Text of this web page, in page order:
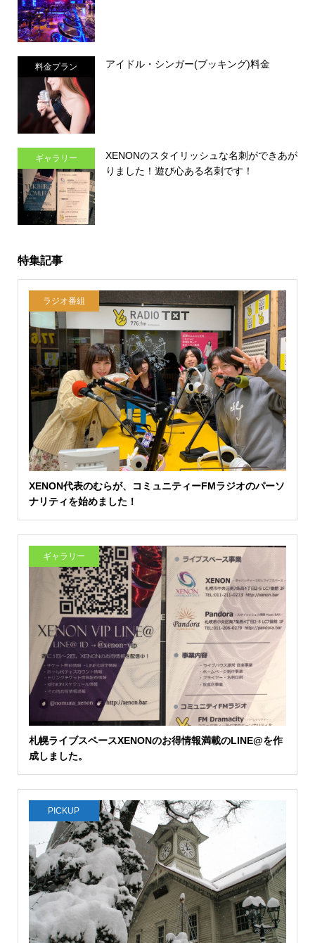
料金プラン アイドル・シンガー(ブッキング)料金
ギャラリー
XENONのスタイリッシュな名刺ができあが
りました！遊び心ある名刺です！
特集記事
ラジオ番組
XENON代表のむらが、コミュニティーFMラジオのパーソ
ナリティを始めました！
ギャラリー
札幌ライブスペースXENONのお得情報満載のLINE@を作
成しました。
PICKUP